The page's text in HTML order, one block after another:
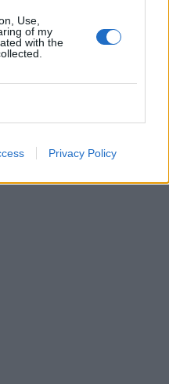
Use,
of my
with the
Privacy Policy